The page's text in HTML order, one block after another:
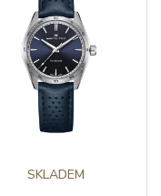
SKLADEM